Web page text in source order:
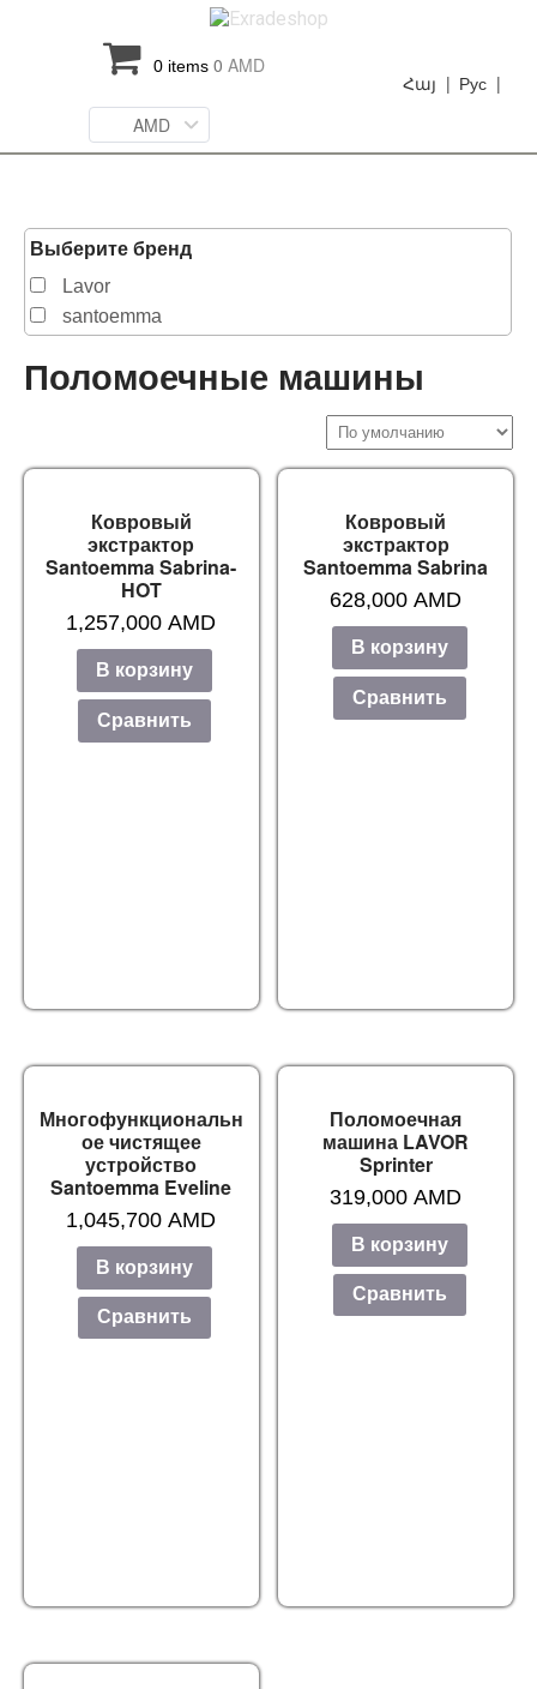
0 items 0 AMD
Рус |
Հայ |
AMD
Выберите бренд
Lavor
santoemma
Поломоечные машины
Ковровый
экстрактор
Santoemma Sabrina-
HOT
1,257,000AMD
В корзину
Сравнить
Ковровый
экстрактор
Santoemma Sabrina
628,000AMD
В корзину
Сравнить
Многофункциональн
ое чистящее
устройство
Santoemma Eveline
1,045,700AMD
В корзину
Сравнить
Поломоечная
машина LAVOR
Sprinter
319,000AMD
В корзину
Сравнить